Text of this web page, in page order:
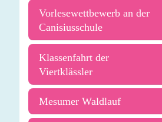
Vorlesewettbewerb an der
Canisiusschule
Klassenfahrt der
Viertklässler
Mesumer Waldlauf